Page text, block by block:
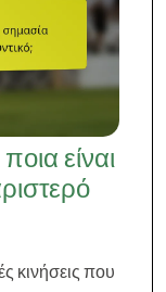
είναι
κινήσεις που